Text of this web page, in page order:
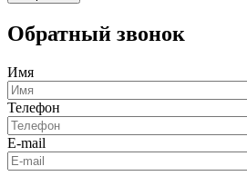
Обратный звонок
Имя
Телефон
E-mail